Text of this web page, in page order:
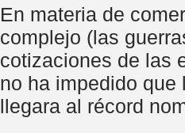
En materia de
complejo (las
cotizaciones de las
no ha impedido
llegara al récord